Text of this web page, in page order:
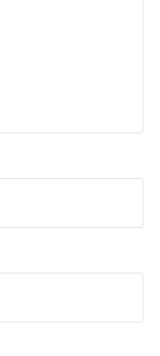
นปี 2021 และ